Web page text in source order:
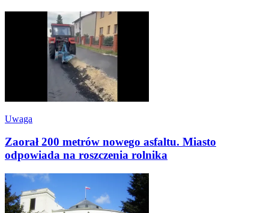
Uwaga
Zaorał 200 metrów nowego asfaltu. Miasto
odpowiada na roszczenia rolnika